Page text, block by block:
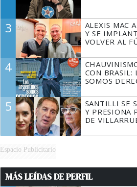
3
ALEXIS MAC
Y SE
VOLVER AL
4
CON BRASIL:
SOMOS
5
SANTILLI SE
Y PRESIONA
DE
Espacio Publicitario
MÁS LEÍDAS DE PERFIL